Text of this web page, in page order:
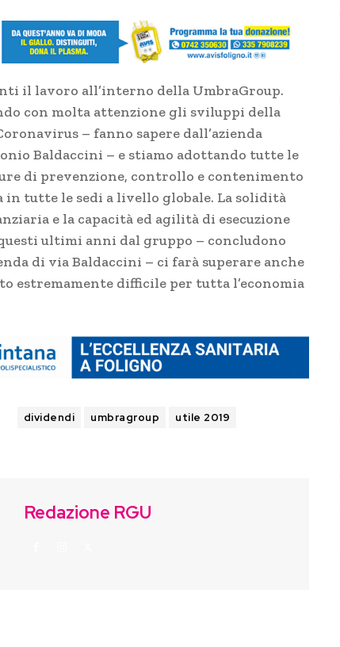
il lavoro all’interno della UmbraGroup.
con molta attenzione gli sviluppi della
– fanno sapere dall’azienda
Baldaccini – e stiamo adottando tutte le
di prevenzione, controllo e contenimento
in tutte le sedi a livello globale. La solidità
e la capacità ed agilità di esecuzione
ultimi anni dal gruppo – concludono
di via Baldaccini – ci farà superare anche
estremamente difficile per tutta l’economia
dividendi umbragroup utile 2019
Redazione RGU